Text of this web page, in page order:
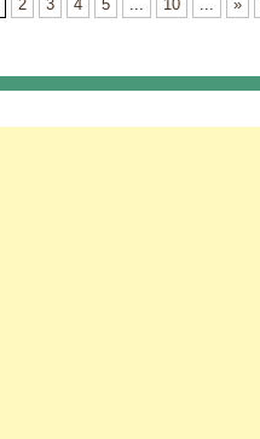
2 3 4 5 ... 10 ... »